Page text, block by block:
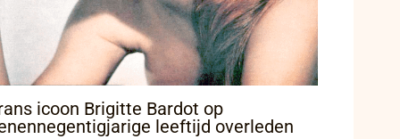
icoon Brigitte Bardot op
leeftijd overleden